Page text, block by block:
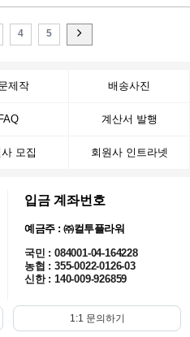
4 5
제작 배송사진
계산서 발행
모집 회원사 인트라넷
입금 계좌번호
예금주 : ㈜컬투플라워
국민 : 084001-04-164228
농협 : 355-0022-0126-03
신한 : 140-009-926859
1:1 문의하기